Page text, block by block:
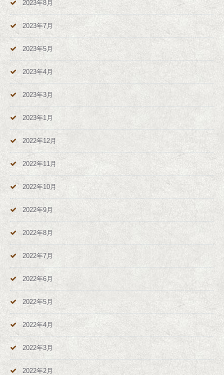
2023年8月
2023年7月
2023年5月
2023年4月
2023年3月
2023年1月
2022年12月
2022年11月
2022年10月
2022年9月
2022年8月
2022年7月
2022年6月
2022年5月
2022年4月
2022年3月
2022年2月